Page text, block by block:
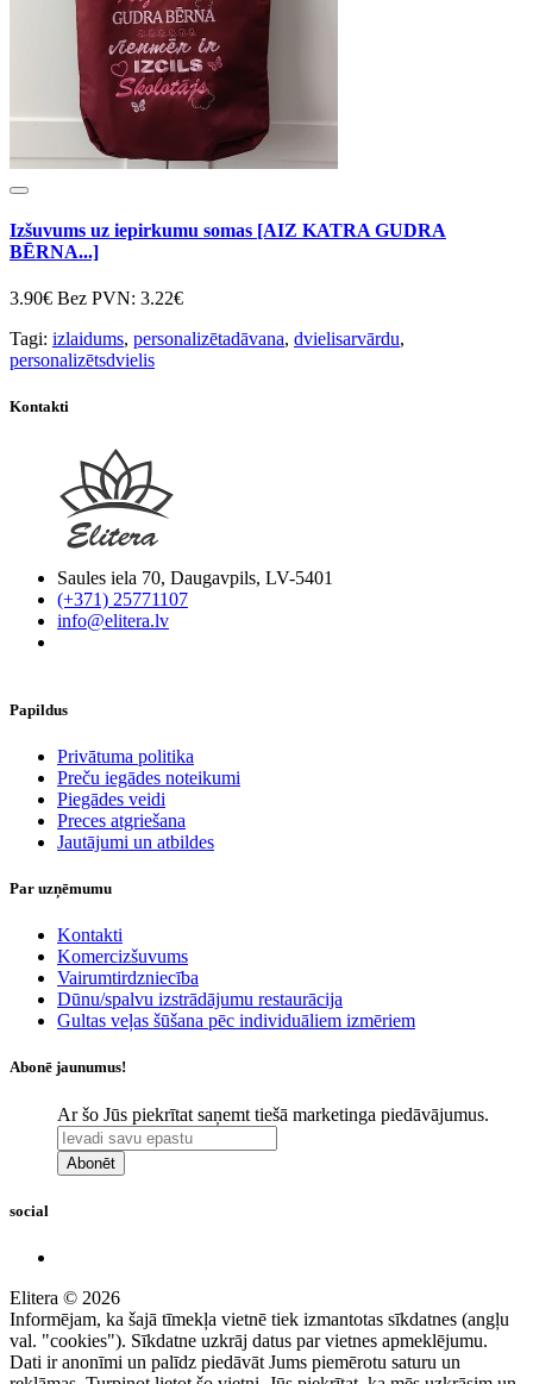
Izšuvums uz iepirkumu somas [AIZ KATRA GUDRA
BĒRNA...]
3.90€ Bez PVN: 3.22€
Tagi: izlaidums, personalizētadāvana, dvielisarvārdu,
personalizētsdvielis
Kontakti
Saules iela 70, Daugavpils, LV-5401
(+371) 25771107
info@elitera.lv
Papildus
​Privātuma politika
Preču iegādes noteikumi
Piegādes veidi
Preces atgriešana
Jautājumi un atbildes
Par uzņēmumu
Kontakti
Komercizšuvums
Vairumtirdzniecība
Dūnu/spalvu izstrādājumu restaurācija
Gultas veļas šūšana pēc individuāliem izmēriem
Abonē jaunumus!
Ar šo Jūs piekrītat saņemt tiešā marketinga piedāvājumus.
Abonēt
social
Elitera © 2026
Informējam, ka šajā tīmekļa vietnē tiek izmantotas sīkdatnes (angļu
val. "cookies"). Sīkdatne uzkrāj datus par vietnes apmeklējumu.
Dati ir anonīmi un palīdz piedāvāt Jums piemērotu saturu un